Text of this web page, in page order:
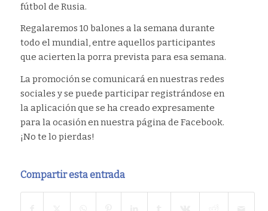
fútbol de Rusia.
Regalaremos 10 balones a la semana durante
todo el mundial, entre aquellos participantes
que acierten la porra prevista para esa semana.
La promoción se comunicará en nuestras redes
sociales y se puede participar registrándose en
la aplicación que se ha creado expresamente
para la ocasión en nuestra página de Facebook.
¡No te lo pierdas!
Compartir esta entrada